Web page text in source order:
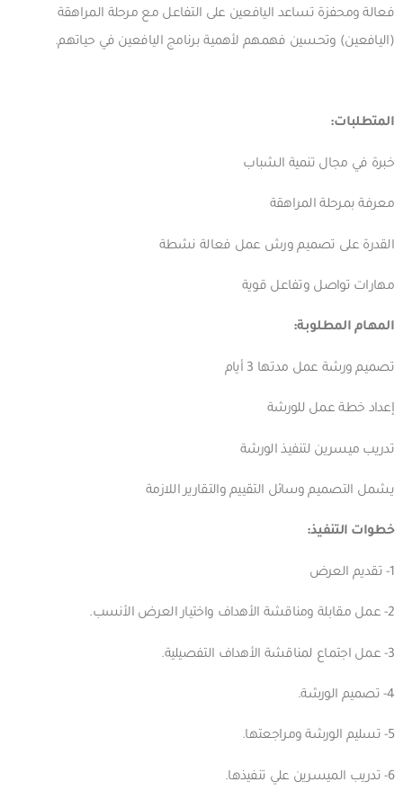
فعالة ومحفزة تساعد اليافعين على التفاعل مع مرحلة المراهقة
(اليافعين) وتحسين فهمهم لأهمية برنامج اليافعين في حياتهم.
المتطلبات:
خبرة في مجال تنمية الشباب
معرفة بمرحلة المراهقة
القدرة على تصميم ورش عمل فعالة نشطة
مهارات تواصل وتفاعل قوية
المهام المطلوبة:
تصميم ورشة عمل مدتها 3 أيام
إعداد خطة عمل للورشة
تدريب ميسرين لتنفيذ الورشة
يشمل التصميم وسائل التقييم والتقارير اللازمة
خطوات التنفيذ:
1- تقديم العرض
2- عمل مقابلة ومناقشة الأهداف واختيار العرض الأنسب.
3- عمل اجتماع لمناقشة الأهداف التفصيلية.
4- تصميم الورشة.
5- تسليم الورشة ومراجعتها.
6- تدريب الميسرين علي تنفيذها.